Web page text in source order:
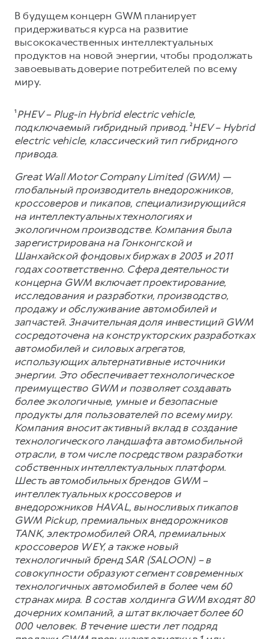
В будущем концерн GWM планирует
придерживаться курса на развитие
высококачественных интеллектуальных
продуктов на новой энергии, чтобы продолжать
завоевывать доверие потребителей по всему
миру.
¹PHEV – Plug-in Hybrid electric vehicle,
подключаемый гибридный привод.²HEV – Hybrid
electric vehicle, классический тип гибридного
привода.
Great Wall Motor Company Limited (GWM) —
глобальный производитель внедорожников,
кроссоверов и пикапов, специализирующийся
на интеллектуальных технологиях и
экологичном производстве. Компания была
зарегистрирована на Гонконгской и
Шанхайской фондовых биржах в 2003 и 2011
годах соответственно. Сфера деятельности
концерна GWM включает проектирование,
исследования и разработки, производство,
продажу и обслуживание автомобилей и
запчастей. Значительная доля инвестиций GWM
сосредоточена на конструкторских разработках
автомобилей и силовых агрегатов,
использующих альтернативные источники
энергии. Это обеспечивает технологическое
преимущество GWM и позволяет создавать
более экологичные, умные и безопасные
продукты для пользователей по всему миру.
Компания вносит активный вклад в создание
технологического ландшафта автомобильной
отрасли, в том числе посредством разработки
собственных интеллектуальных платформ.
Шесть автомобильных брендов GWM –
интеллектуальных кроссоверов и
внедорожников HAVAL, выносливых пикапов
GWM Pickup, премиальных внедорожников
TANK, электромобилей ORA, премиальных
кроссоверов WEY, а также новый
технологичный бренд SAR (SALOON) – в
совокупности образуют сегмент современных
технологичных автомобилей в более чем 60
странах мира. В состав холдинга GWM входят 80
дочерних компаний, а штат включает более 60
000 человек. В течение шести лет подряд